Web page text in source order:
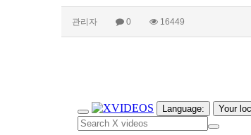
관리자 0 16449